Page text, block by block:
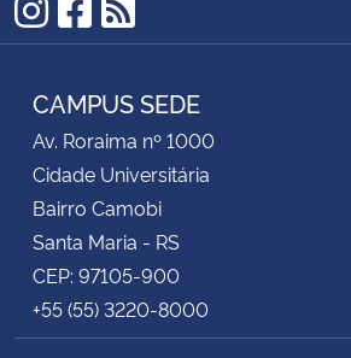
Advocacia-Geral da União
Planalto
Instagram
Facebook
RSS
CAMPUS SEDE
Av. Roraima nº 1000
Cidade Universitária
Bairro Camobi
Santa Maria - RS
CEP: 97105-900
+55 (55) 3220-8000